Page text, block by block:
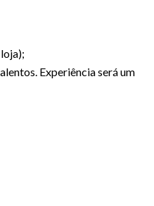
Experiência será um